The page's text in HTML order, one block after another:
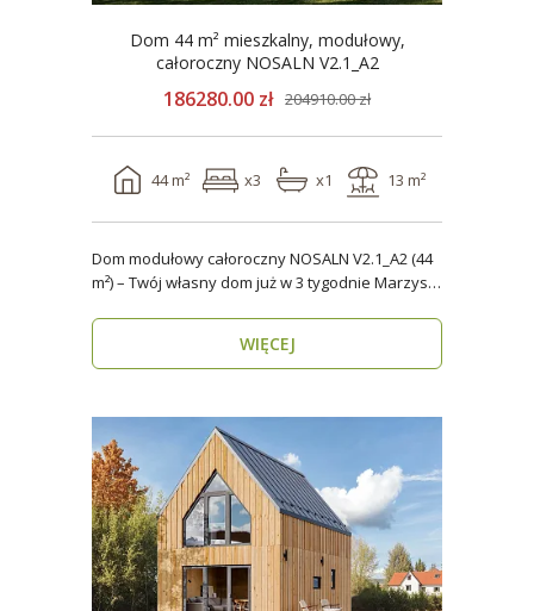
Dom 44 m² mieszkalny, modułowy,
całoroczny NOSALN V2.1_A2
186280.00 zł 204910.00 zł
44 m² x3 x1 13 m²
Dom modułowy całoroczny NOSALN V2.1_A2 (44
m²) – Twój własny dom już w 3 tygodnie Marzysz
WIĘCEJ